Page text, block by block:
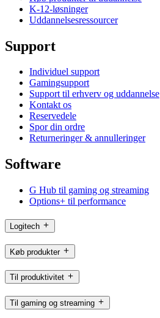
K-12-løsninger
Uddannelsesressourcer
Support
Individuel support
Gamingsupport
Support til erhverv og uddannelse
Kontakt os
Reservedele
Spor din ordre
Returneringer & annulleringer
Software
G Hub til gaming og streaming
Options+ til performance
Logitech
Køb produkter
Til produktivitet
Til gaming og streaming